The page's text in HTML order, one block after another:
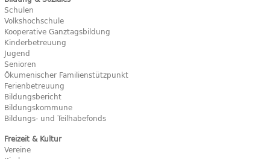
Schulen
Volkshochschule
Kooperative Ganztagsbildung
Kinderbetreuung
Jugend
Senioren
Ökumenischer Familienstützpunkt
Ferienbetreuung
Bildungsbericht
Bildungskommune
Bildungs- und Teilhabefonds
Freizeit & Kultur
Vereine